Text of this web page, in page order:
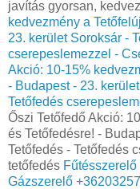
javítás gyorsan,
kedvezmény a
23. kerület Soroksár -
cserepeslemezzel -
Akció: 10-15%
- Budapest - 23.
Tetőfedés
Őszi Tetőfedő Akció:
és Tetőfedésre! -
Tetőfedés - Tetőfedés
tetőfedés
Gázszerelő